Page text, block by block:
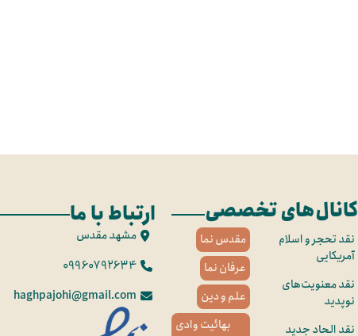
کانال‌های تخصصی
نقد تحجر و اسلام
آمریکایی
نقد معنویت‌های
نوپدید
نقد الحاد جدید
مقدس نما
عرفان نما
علم و دین
بهائیت وادی
ارتباط با ما
مشهد مقدس
09960792634
haghpajohi@gmail.com